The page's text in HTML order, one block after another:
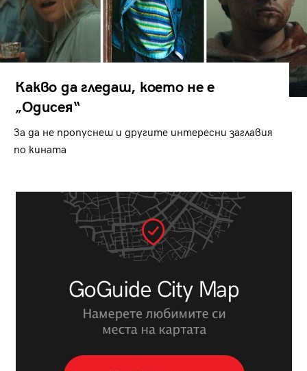
Какво да гледаш, което не е
„Одисея“
За да не пропуснеш и другите интересни заглавия
по кината